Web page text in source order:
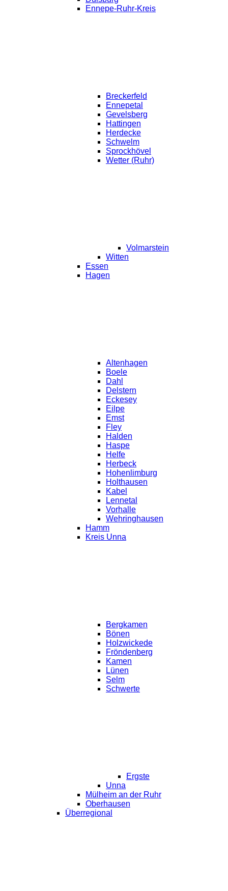
Ennepe-Ruhr-Kreis
Breckerfeld
Ennepetal
Gevelsberg
Hattingen
Herdecke
Schwelm
Sprockhövel
Wetter (Ruhr)
Volmarstein
Witten
Essen
Hagen
Altenhagen
Boele
Dahl
Delstern
Eckesey
Eilpe
Emst
Fley
Halden
Haspe
Helfe
Herbeck
Hohenlimburg
Holthausen
Kabel
Lennetal
Vorhalle
Wehringhausen
Hamm
Kreis Unna
Bergkamen
Bönen
Holzwickede
Fröndenberg
Kamen
Lünen
Selm
Schwerte
Ergste
Unna
Mülheim an der Ruhr
Oberhausen
Überregional